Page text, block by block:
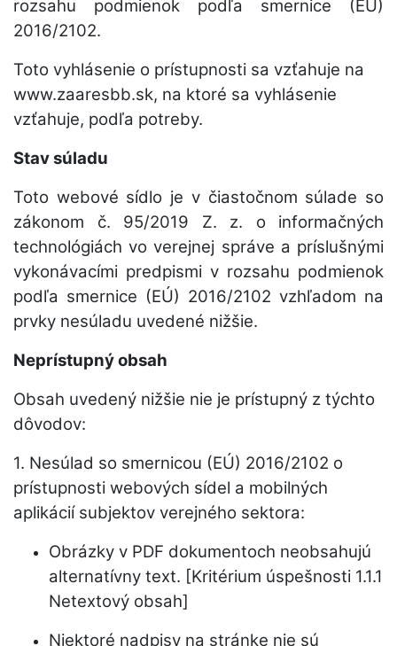
rozsahu podmienok podľa smernice (EÚ)
2016/2102.
Toto vyhlásenie o prístupnosti sa vzťahuje na
www.zaaresbb.sk, na ktoré sa vyhlásenie
vzťahuje, podľa potreby.
Stav súladu
Toto webové sídlo je v čiastočnom súlade so
zákonom č. 95/2019 Z. z. o informačných
technológiách vo verejnej správe a príslušnými
vykonávacími predpismi v rozsahu podmienok
podľa smernice (EÚ) 2016/2102 vzhľadom na
prvky nesúladu uvedené nižšie.
Neprístupný obsah
Obsah uvedený nižšie nie je prístupný z týchto
dôvodov:
1. Nesúlad so smernicou (EÚ) 2016/2102 o
prístupnosti webových sídel a mobilných
aplikácií subjektov verejného sektora:
Obrázky v PDF dokumentoch neobsahujú
alternatívny text. [Kritérium úspešnosti 1.1.1
Netextový obsah]
Niektoré nadpisy na stránke nie sú